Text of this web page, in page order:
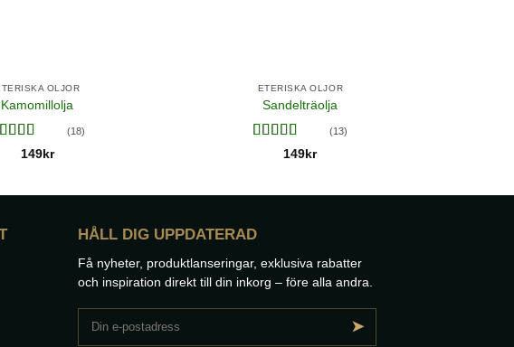
OLJOR
Kamomillolja
(18)
149kr
ETERISKA OLJOR
Sandelträolja
Betygsatt
(13)
149kr
HÅLL DIG UPPDATERAD
Få nyheter, produktlanseringar, exklusiva rabatter
och inspiration direkt till din inkorg – före alla andra.
➤